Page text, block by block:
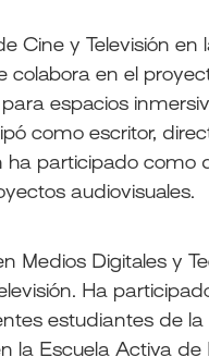
Cine y Televisión
colabora en el
espacios
como escritor,
ha participado como
audiovisuales.
Medios Digitales y
Ha
estudiantes de la
la Escuela Activa